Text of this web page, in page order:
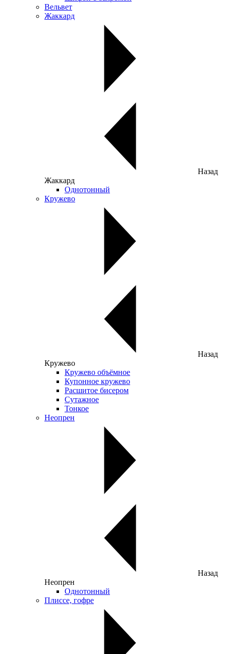
Вельвет
Жаккард
Назад
Жаккард
Однотонный
Кружево
Назад
Кружево
Кружево объёмное
Купонное кружево
Расшитое бисером
Сутажное
Тонкое
Неопрен
Назад
Неопрен
Однотонный
Плиссе, гофре